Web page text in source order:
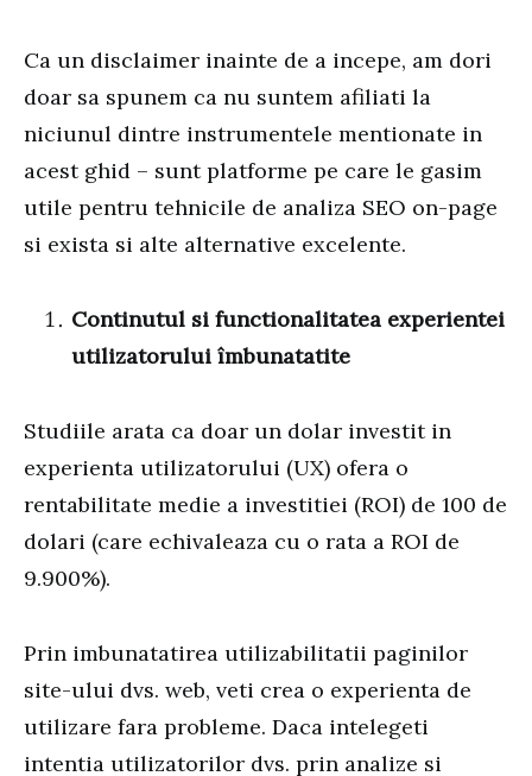
Ca un disclaimer inainte de a incepe, am dori
doar sa spunem ca nu suntem afiliati la
niciunul dintre instrumentele mentionate in
acest ghid – sunt platforme pe care le gasim
utile pentru tehnicile de analiza SEO on-page
si exista si alte alternative excelente.
Continutul si functionalitatea experientei
utilizatorului îmbunatatite
Studiile arata ca doar un dolar investit in
experienta utilizatorului (UX) ofera o
rentabilitate medie a investitiei (ROI) de 100 de
dolari (care echivaleaza cu o rata a ROI de
9.900%).
Prin imbunatatirea utilizabilitatii paginilor
site-ului dvs. web, veti crea o experienta de
utilizare fara probleme. Daca intelegeti
intentia utilizatorilor dvs. prin analize si